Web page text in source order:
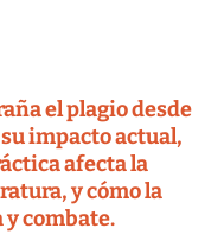
el plagio desde
impacto actual,
afecta la
y cómo la
combate.